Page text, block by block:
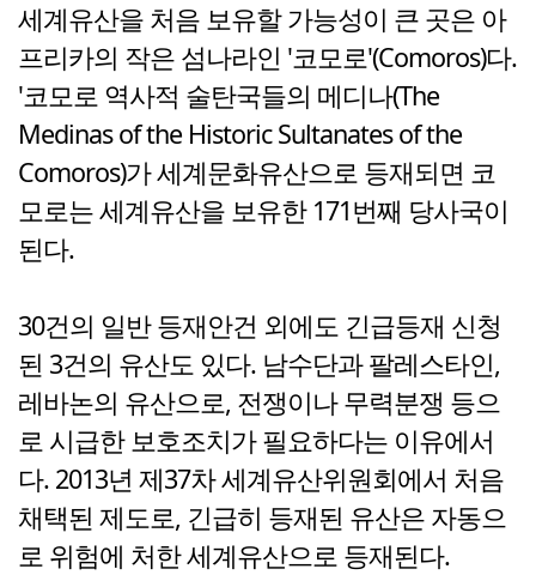
세계유산을 처음 보유할 가능성이 큰 곳은 아
프리카의 작은 섬나라인 '코모로'(Comoros)다.
'코모로 역사적 술탄국들의 메디나(The
Medinas of the Historic Sultanates of the
Comoros)가 세계문화유산으로 등재되면 코
모로는 세계유산을 보유한 171번째 당사국이
된다.
30건의 일반 등재안건 외에도 긴급등재 신청
된 3건의 유산도 있다. 남수단과 팔레스타인,
레바논의 유산으로, 전쟁이나 무력분쟁 등으
로 시급한 보호조치가 필요하다는 이유에서
다. 2013년 제37차 세계유산위원회에서 처음
채택된 제도로, 긴급히 등재된 유산은 자동으
로 위험에 처한 세계유산으로 등재된다.